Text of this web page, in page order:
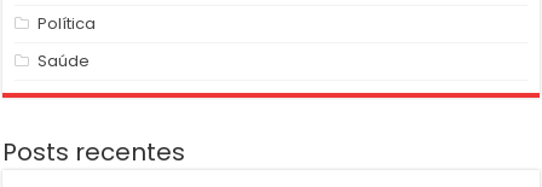
Política
Saúde
Posts recentes